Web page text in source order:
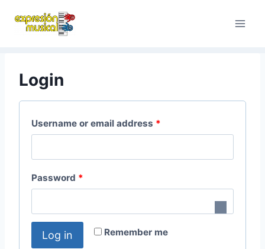
Login
Username or email address *
Password *
Remember me
Log in